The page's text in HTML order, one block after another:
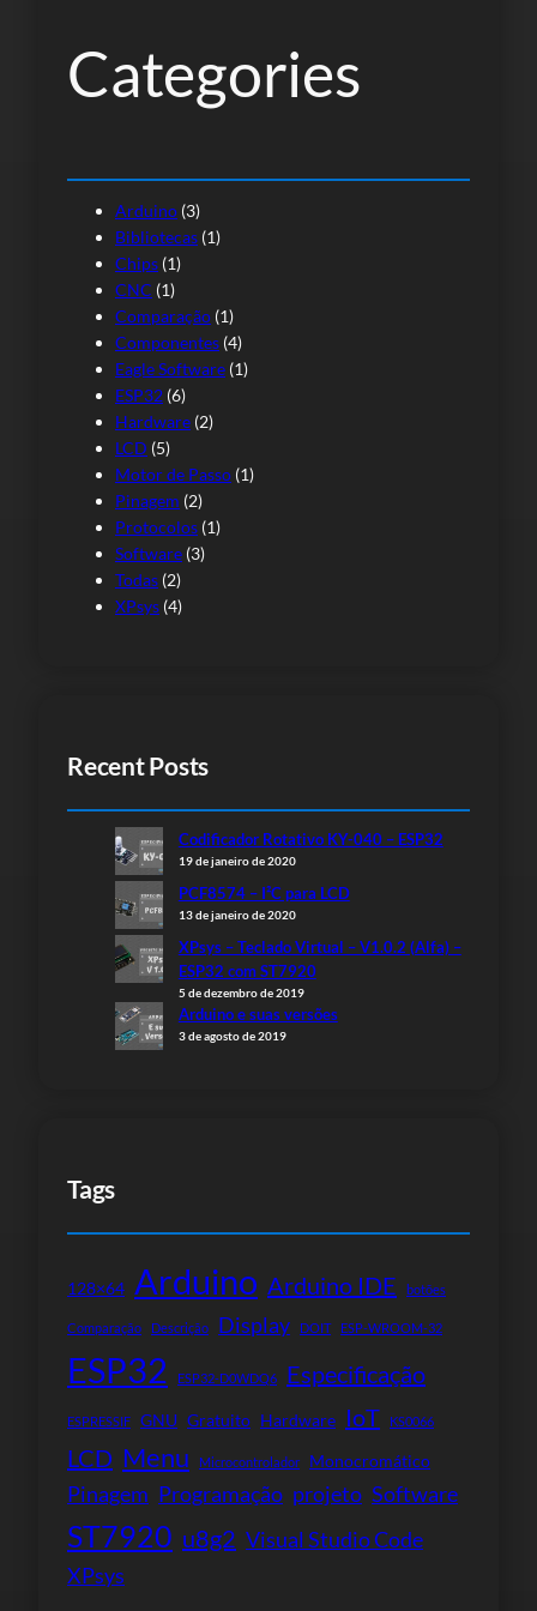
aCategories
Arduino (3)
Bibliotecas (1)
Chips (1)
CNC (1)
Comparação (1)
Componentes (4)
Eagle Software (1)
ESP32 (6)
Hardware (2)
LCD (5)
Motor de Passo (1)
Pinagem (2)
Protocolos (1)
Software (3)
Todas (2)
XPsys (4)
Recent Posts
Codificador Rotativo KY-040 – ESP32
19 de janeiro de 2020
PCF8574 – I²C para LCD
13 de janeiro de 2020
XPsys – Teclado Virtual – V1.0.2 (Alfa) –
ESP32 com ST7920
5 de dezembro de 2019
Arduino e suas versões
3 de agosto de 2019
Tags
128×64 Arduino Arduino IDE botões
Comparação Descrição Display DOIT ESP-WROOM-32
ESP32 ESP32-D0WDQ6 Especificação
ESPRESSIF GNU Gratuito Hardware IoT KS0066
LCD Menu Microcontrolador Monocromático
Pinagem Programação projeto Software
ST7920 u8g2 Visual Studio Code
XPsys